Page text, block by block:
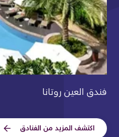
فندق العين روتانا
اكتشف المزيد من الفنادق